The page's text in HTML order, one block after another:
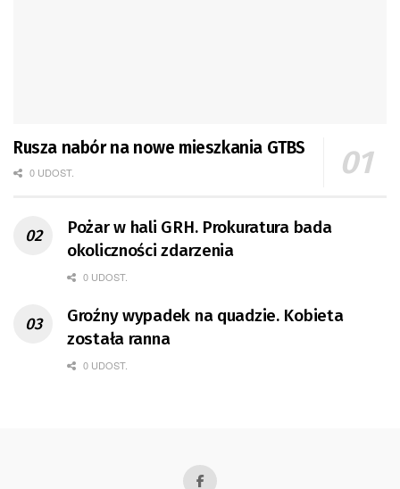
Rusza nabór na nowe mieszkania GTBS
0 UDOST.
Pożar w hali GRH. Prokuratura bada
okoliczności zdarzenia
0 UDOST.
Groźny wypadek na quadzie. Kobieta
została ranna
0 UDOST.